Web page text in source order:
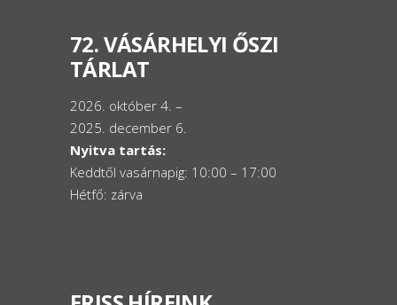
72. VÁSÁRHELYI ŐSZI
TÁRLAT
2026. október 4. –
2025. december 6.
Nyitva tartás:
Keddtől vasárnapig: 10:00 – 17:00
Hétfő: zárva